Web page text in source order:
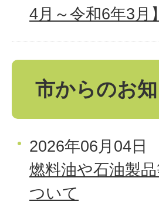
4月～令和6年3月】
市からのお
2026年06月04日
燃料油や石油製
ついて